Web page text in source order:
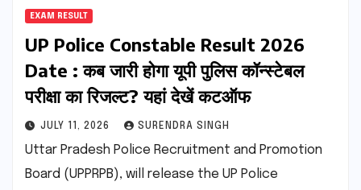
EXAM RESULT
UP Police Constable Result 2026
Date : कब जारी होगा यूपी पुलिस कॉन्स्टेबल
परीक्षा का रिजल्ट? यहां देखें कटऑफ
JULY 11, 2026 SURENDRA SINGH
Uttar Pradesh Police Recruitment and Promotion
Board (UPPRPB), will release the UP Police